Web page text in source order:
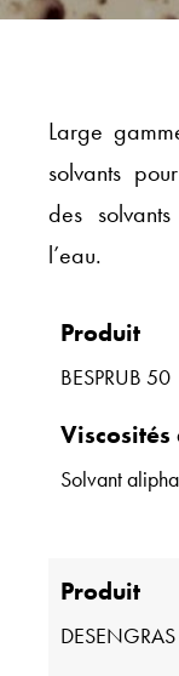
Large
solvants
des
l’eau.
Produit
BESPRUB 50
Solvant
Produit